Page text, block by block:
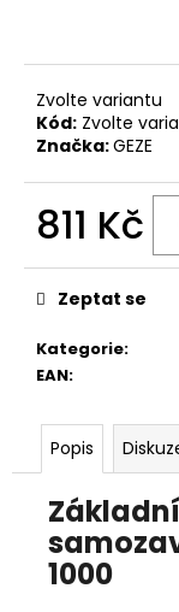
Zvolte variantu
Kód: Zvolte
Značka:GEZE
811 Kč
cena:
Kategorie:
EAN:
Zeptat se
Popis
1000
u
e
m